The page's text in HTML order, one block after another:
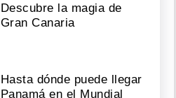
Descubre la magia de
Gran Canaria
Hasta dónde puede llegar
Panamá en el Mundial